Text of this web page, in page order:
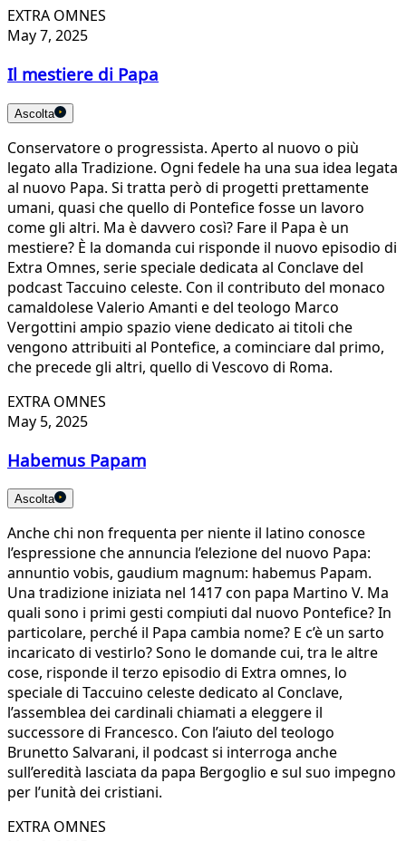
EXTRA OMNES
May 7, 2025
Il mestiere di Papa
Ascolta
Conservatore o progressista. Aperto al nuovo o più
legato alla Tradizione. Ogni fedele ha una sua idea legata
al nuovo Papa. Si tratta però di progetti prettamente
umani, quasi che quello di Pontefice fosse un lavoro
come gli altri. Ma è davvero così? Fare il Papa è un
mestiere? È la domanda cui risponde il nuovo episodio di
Extra Omnes, serie speciale dedicata al Conclave del
podcast Taccuino celeste. Con il contributo del monaco
camaldolese Valerio Amanti e del teologo Marco
Vergottini ampio spazio viene dedicato ai titoli che
vengono attribuiti al Pontefice, a cominciare dal primo,
che precede gli altri, quello di Vescovo di Roma.
EXTRA OMNES
May 5, 2025
Habemus Papam
Ascolta
Anche chi non frequenta per niente il latino conosce
l’espressione che annuncia l’elezione del nuovo Papa:
annuntio vobis, gaudium magnum: habemus Papam.
Una tradizione iniziata nel 1417 con papa Martino V. Ma
quali sono i primi gesti compiuti dal nuovo Pontefice? In
particolare, perché il Papa cambia nome? E c’è un sarto
incaricato di vestirlo? Sono le domande cui, tra le altre
cose, risponde il terzo episodio di Extra omnes, lo
speciale di Taccuino celeste dedicato al Conclave,
l’assemblea dei cardinali chiamati a eleggere il
successore di Francesco. Con l’aiuto del teologo
Brunetto Salvarani, il podcast si interroga anche
sull’eredità lasciata da papa Bergoglio e sul suo impegno
per l’unità dei cristiani.
EXTRA OMNES